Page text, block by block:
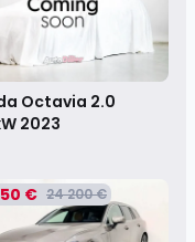
Octavia 2.0
2023
€ 24 200 €